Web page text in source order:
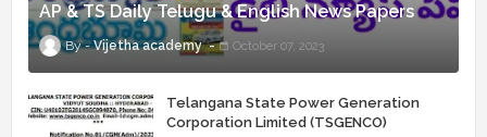
AP & TS Daily Telugu & English News Papers
Vijetha academy October 07, 2023
Telangana State Power Generation
Corporation Limited (TSGENCO)